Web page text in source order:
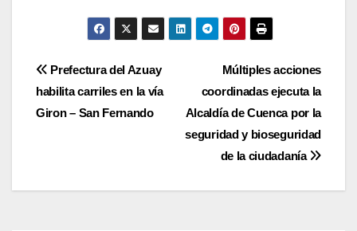
Navegación
de
Múltiples acciones
coordinadas ejecuta la
Alcaldía de Cuenca por la
seguridad y bioseguridad
de la ciudadanía
Prefectura del Azuay
habilita carriles en la vía
Giron – San Fernando